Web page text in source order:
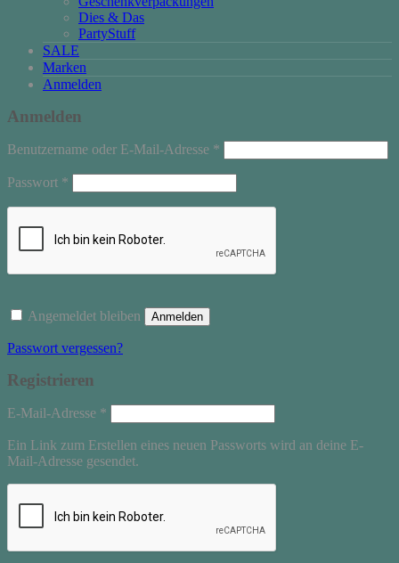
Dies & Das
PartyStuff
SALE
Marken
Anmelden
Anmelden
Benutzername oder E-Mail-Adresse *
Passwort *
Angemeldet bleiben Anmelden
Passwort vergessen?
Registrieren
E-Mail-Adresse *
Ein Link zum Erstellen eines neuen Passworts wird an deine E-
Mail-Adresse gesendet.